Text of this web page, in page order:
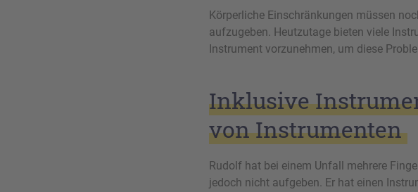
Körperliche Einschränkungen müssen
aufzugeben. Heutzutage bieten viele
Instrument vorzunehmen, um diese
Inklusive
von Instrumenten
Rudolf hat bei einem Unfall mehrere
jedoch nicht aufgeben. Er hat einen